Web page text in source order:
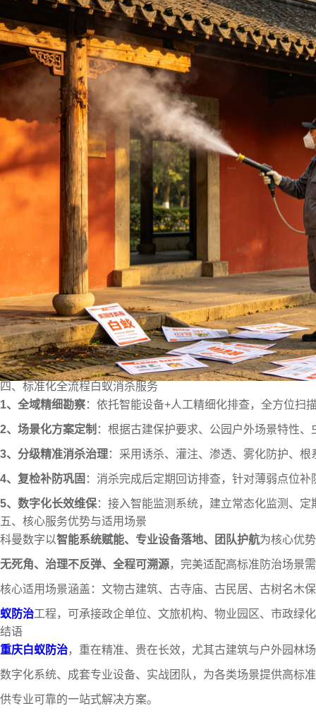
四、标准化全流程白蚁消杀服务
1、全域精细勘察：依托智能设备+人工精细化排查，全方位扫
2、场景化方案定制 ：根据古建保护要求、公园户外场景特性
3、分级精准消杀治理：采用诱杀、灌注、渗透、雾化防护、
4、复检补防巩固 ：消杀完成后定期回访排查，针对薄弱点位
5、数字化长效维保：接入智能监测系统，建立常态化监测、
五、核心服务优势与适用场景
科曼数字以智能系统赋能、专业设备落地、团队护航为核心优
无死角、治理不反弹、全程可溯源，完美适配高标准防治场景
核心适用场景涵盖：文物古建筑、古寺庙、古民居、古树名木
蚁防治工程，可承接政企单位、文旅机构、物业园区、市政绿
结语
重庆白蚁防治，重在精准、贵在长效，尤其古建筑与户外园林
数字化系统、成套专业设备、实战团队，为各类场景提供高标
供专业可靠的一站式解决方案。